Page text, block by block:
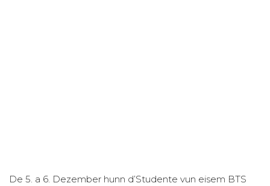
De 5. a 6. Dezember hunn d’Studente vun eisem BTS